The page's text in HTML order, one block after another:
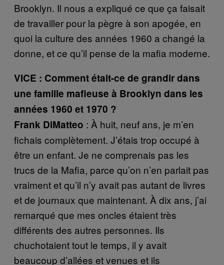
Brooklyn. Il nous a expliqué ce que ça faisait
de travailler pour la pègre à son apogée, en
quoi la culture des années 1960 a changé la
donne, et ce qu’il pense de la mafia moderne.
VICE : Comment était-ce de grandir dans
une famille mafieuse à Brooklyn dans les
années 1960 et 1970 ?
Frank DiMatteo : À huit, neuf ans, je m’en
fichais complètement. J’étais trop occupé à
être un enfant. Je ne comprenais pas les
trucs de la Mafia, parce qu’on n’en parlait pas
vraiment et qu’il n’y avait pas autant de livres
et de journaux que maintenant. À dix ans, j’ai
remarqué que mes oncles étaient très
différents des autres personnes. Ils
chuchotaient tout le temps, il y avait
beaucoup d’allées et venues et ils